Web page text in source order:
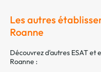
Les autres
Roanne
Découvrez d'autres ESAT et
Roanne :